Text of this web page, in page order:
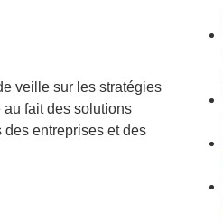
veille sur les stratégies
au fait des solutions
entreprises et des